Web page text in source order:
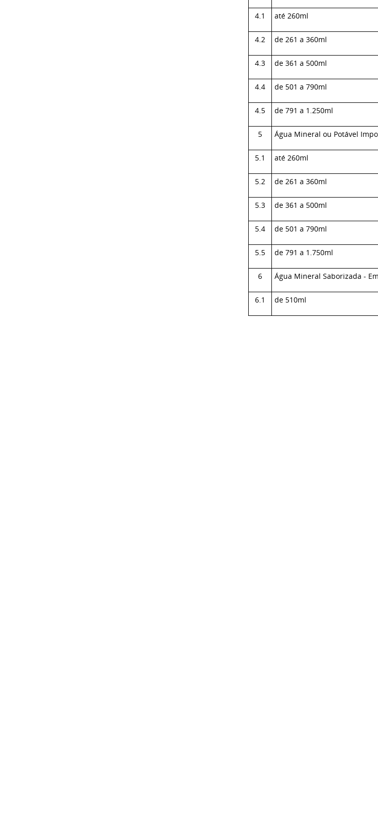
4.1 até 260ml
4.2 de 261 a 360ml
4.3 de 361 a 500ml
4.4 de 501 a 790ml
4.5 de 791 a 1.250ml
5 Água Mineral ou Potável
5.1 até 260ml
5.2 de 261 a 360ml
5.3 de 361 a 500ml
5.4 de 501 a 790ml
5.5 de 791 a 1.750ml
6 Água Mineral Saborizada -
6.1 de 510ml